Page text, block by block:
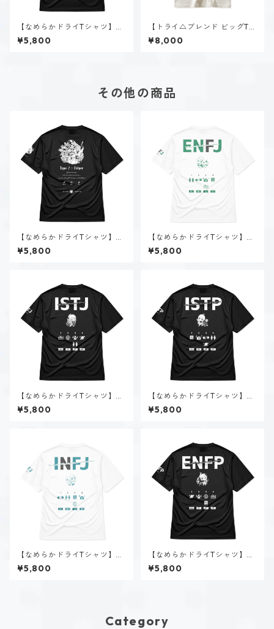
【なめらかドライTシャツ】速
瀬 美姫（ESTP）｜ブラック
¥5,800
【トライ△ブレンド ビッグTシ
ャツ】速瀬 美姫（ESTP）｜ヴ
ィンテージオフホワイト
¥8,000
その他の商品
【なめらかドライTシャツ】タ
イプ２-助ける人（ダーク）｜
ブラック
¥5,800
【なめらかドライTシャツ】朝
霧 まりあ（ENFJ）｜ホワイト
¥5,800
【なめらかドライTシャツ】新
田 理央（ISTJ）｜ブラック
¥5,800
【なめらかドライTシャツ】黒
ヶ根 匠（ISTP）｜ブラック
¥5,800
【なめらかドライTシャツ】神
道 いのり（INFJ）｜ホワイト
¥5,800
【なめらかドライTシャツ】空
閑 風音（ENFP）｜ブラック
¥5,800
Category